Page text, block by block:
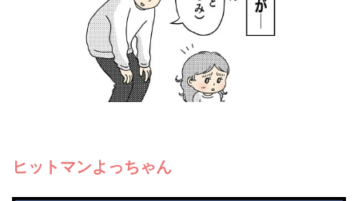
ヒットマンよっちゃん